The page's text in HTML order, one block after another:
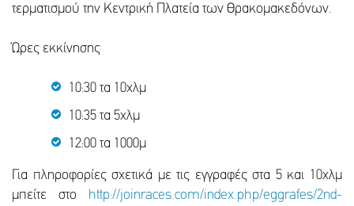
τερματισμού την Κεντρική Πλατεία των Θρακομακεδόνων.
Ώρες εκκίνησης
10:30 τα 10χλμ
10:35 τα 5χλμ
12:00 τα 1000μ
Για πληροφορίες σχετικά με τις εγγραφές στα 5 και 10χλμ
μπείτε στο http://joinraces.com/index.php/eggrafes/2nd-